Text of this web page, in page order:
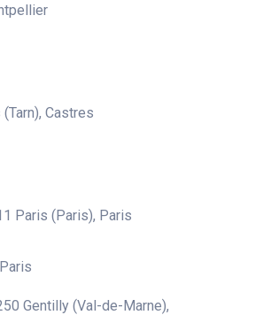
Castres
Paris (Paris), Paris
Gentilly (Val-de-Marne),